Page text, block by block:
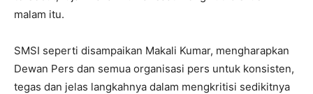
malam itu.
SMSI seperti disampaikan Makali Kumar, mengharapkan
Dewan Pers dan semua organisasi pers untuk konsisten,
tegas dan jelas langkahnya dalam mengkritisi sedikitnya